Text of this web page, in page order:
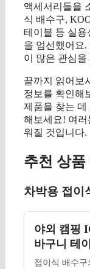
액세서리들을
식 배수구,
테이블 등 실용
을 엄선했어요
이 많은 관심을
끝까지 읽어보
정보를 확인해
제품을 찾는 데
해보세요! 여러
워질 것입니다.
추천 상품
차박용 접이
야외 캠핑
바구니 테
접이식 배수